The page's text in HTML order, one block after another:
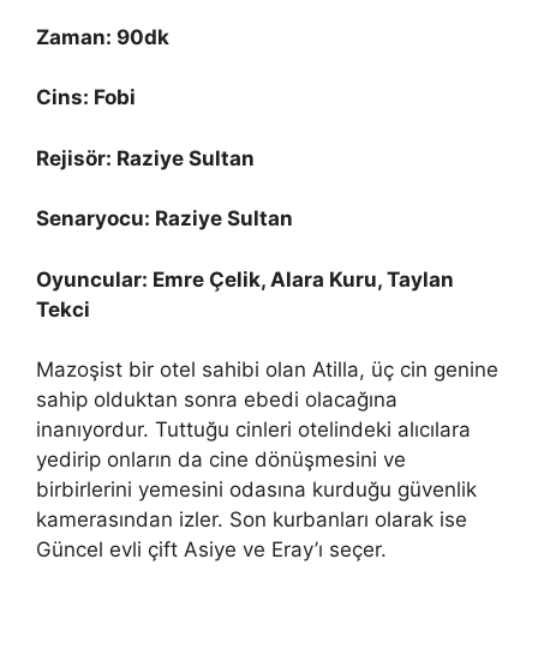
Zaman: 90dk
Cins: Fobi
Rejisör: Raziye Sultan
Senaryocu: Raziye Sultan
Oyuncular: Emre Çelik, Alara Kuru, Taylan
Tekci
Mazoşist bir otel sahibi olan Atilla, üç cin genine
sahip olduktan sonra ebedi olacağına
inanıyordur. Tuttuğu cinleri otelindeki alıcılara
yedirip onların da cine dönüşmesini ve
birbirlerini yemesini odasına kurduğu güvenlik
kamerasından izler. Son kurbanları olarak ise
Güncel evli çift Asiye ve Eray’ı seçer.